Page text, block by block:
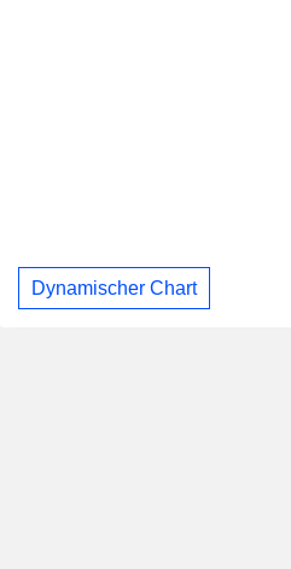
Dynamischer Chart